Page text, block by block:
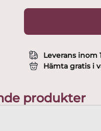
Leverans inom
Hämta gratis i
produkter